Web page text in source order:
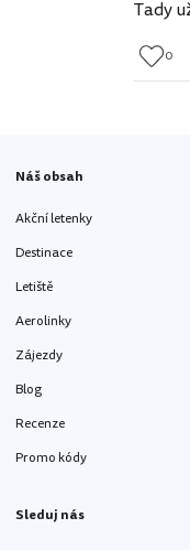
Tady
0
Náš obsah
Akční letenky
Destinace
Letiště
Aerolinky
Zájezdy
Blog
Recenze
Promo kódy
Sleduj nás